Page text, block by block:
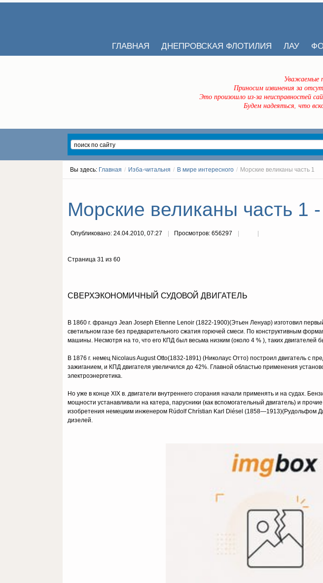
ГЛАВНАЯ ДНЕПРОВСКАЯ ФЛОТИЛИЯ ЛАУ
Уважаемые
Приносим извинения за
Это произошло из-за неисправностей
Будем надеяться, что
Вы здесь: Главная / Изба-читальня / В мире интересного / Морские великаны часть 1
Морские великаны часть 1
Опубликовано: 24.04.2010, 07:27 Просмотров: 656297
Страница 31 из 60
СВЕРХЭКОНОМИЧНЫЙ СУДОВОЙ ДВИГАТЕЛЬ
В 1860 г. француз Jean Joseph Etienne Lenoir (1822-1900)(Этьен Ленуар) изготовил
светильном газе без предварительного сжатия горючей смеси. По конструктивным
машины. Несмотря на то, что его КПД был весьма низким (около 4 % ), таких двигателей
В 1876 г. немец Nicolaus August Otto(1832-1891) (Николаус Отто) построил двигатель с
зажиганием, и КПД двигателя увеличился до 42%. Главной областью применения
электроэнергетика.
Но уже в конце XIX в. двигатели внутреннего сгорания начали применять и на судах.
мощности устанавливали на катера, парусники (как вспомогательный двигатель) и
изобретения немецким инженером Rúdolf Chrístian Karl Diésel (1858—1913)(Рудольфом
дизелей.